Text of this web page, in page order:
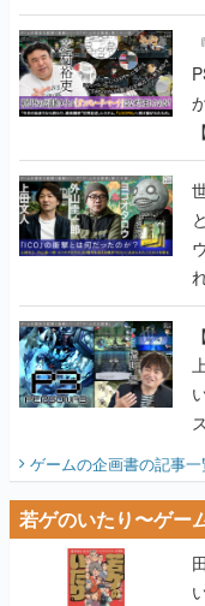
ゲームの企画書の記事一
若ゲのいたり〜ゲー